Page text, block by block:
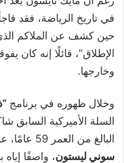
في تاريخ الرياضة، فقد
حين كشف عن الملاكم الذي
الإطلاق”، قائلًا إنه كان
وخارجها.
وخلال ظهوره في برنامج
السلة الأميركية السابق
البالغ من العمر 59 عامًا، عن الملاكم الأميركي الأسطوري
سوني ليستون، واصفًا